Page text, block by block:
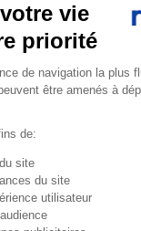
vie
priorité
du
de navigation la plus
être amenés à
de:
site
du site
utilisateur
Axeptio consent